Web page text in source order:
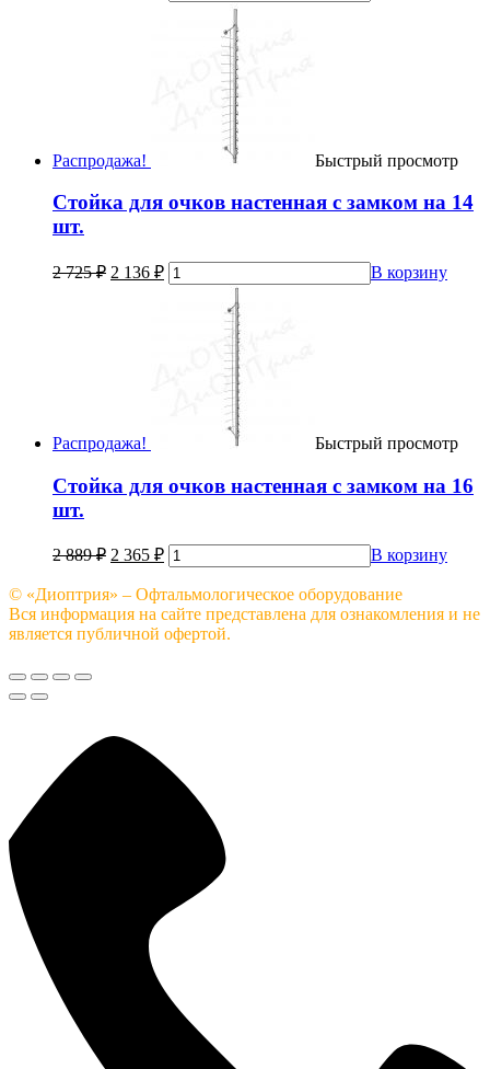
Распродажа! Быстрый просмотр
Стойка для очков настенная с замком на 14
шт.
2 725₽ 2 136 ₽ В корзину
Распродажа! Быстрый просмотр
Стойка для очков настенная с замком на 16
шт.
2 889₽ 2 365 ₽ В корзину
© «Диоптрия» – Офтальмологическое оборудование
Вся информация на сайте представлена для ознакомления и не
является публичной офертой.